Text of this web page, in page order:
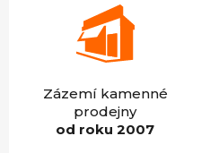
Zázemí kamenné
prodejny
od roku 2007